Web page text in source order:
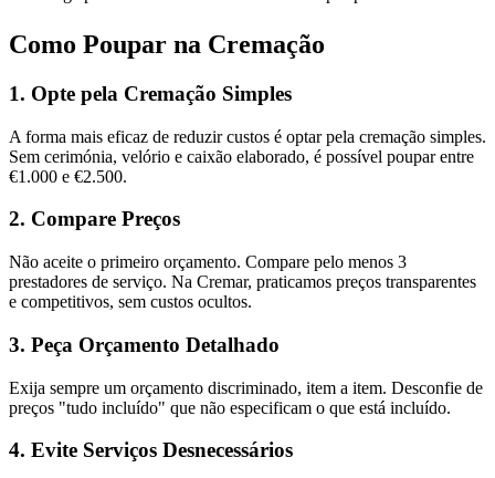
Como Poupar na Cremação
1. Opte pela Cremação Simples
A forma mais eficaz de reduzir custos é optar pela cremação simples.
Sem cerimónia, velório e caixão elaborado, é possível poupar entre
€1.000 e €2.500.
2. Compare Preços
Não aceite o primeiro orçamento. Compare pelo menos 3
prestadores de serviço. Na Cremar, praticamos preços transparentes
e competitivos, sem custos ocultos.
3. Peça Orçamento Detalhado
Exija sempre um orçamento discriminado, item a item. Desconfie de
preços "tudo incluído" que não especificam o que está incluído.
4. Evite Serviços Desnecessários